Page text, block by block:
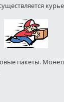
пакеты.